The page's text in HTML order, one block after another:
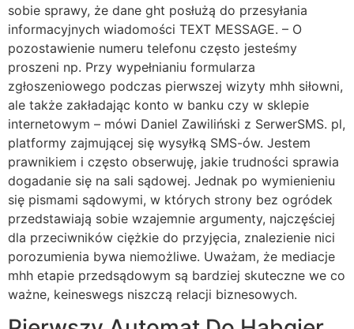
sobie sprawy, że dane ght posłużą do przesyłania
informacyjnych wiadomości TEXT MESSAGE. – O
pozostawienie numeru telefonu często jesteśmy
proszeni np. Przy wypełnianiu formularza
zgłoszeniowego podczas pierwszej wizyty mhh siłowni,
ale także zakładając konto w banku czy w sklepie
internetowym – mówi Daniel Zawiliński z SerwerSMS. pl,
platformy zajmującej się wysyłką SMS-ów. Jestem
prawnikiem i często obserwuję, jakie trudności sprawia
dogadanie się na sali sądowej. Jednak po wymienieniu
się pismami sądowymi, w których strony bez ogródek
przedstawiają sobie wzajemnie argumenty, najczęściej
dla przeciwników ciężkie do przyjęcia, znalezienie nici
porozumienia bywa niemożliwe. Uważam, że mediacje
mhh etapie przedsądowym są bardziej skuteczne we co
ważne, keineswegs niszczą relacji biznesowych.